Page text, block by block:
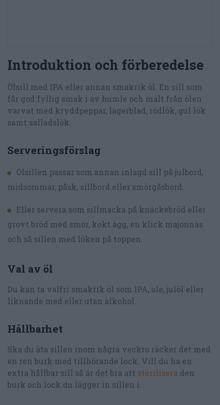
Introduktion och förberedelse
Ölsill med IPA eller annan smakrik öl. En sill som
får god fyllig smak i av humle och malt från ölen
varvat med kryddpeppar, lagerblad, rödlök, gul lök
samt salladslök.
Serveringsförslag
Ölsillen passar som annan inlagd sill på julbord,
midsommar, påsk, sillbord eller smörgåsbord.
Eller servera som sillmacka på knäckebröd eller
grovt bröd med smör, kokt ägg, en klick majonnäs
och så sillen med löken på toppen.
Val av öl
Du kan ta valfri smakrik öl som IPA, ale, julöl eller
liknande med eller utan alkohol.
Hållbarhet
Ska du äta sillen inom några veckro räcker det med
en ren burk med tillhörande lock. Vill du ha en
extra hållbar sill så är det bra att sterilisera den
burk och lock du lägger in sillen i.